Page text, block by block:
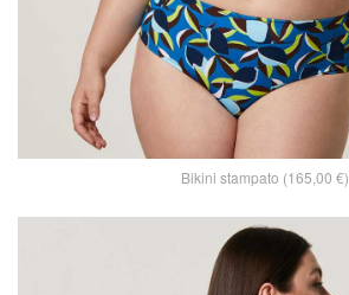
Bikini stampato (165,00 €)